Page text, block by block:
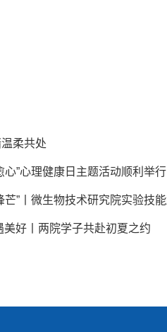
柔共处
心”心理健康日主题活动顺利举行
美好丨两院学子共赴初夏之约